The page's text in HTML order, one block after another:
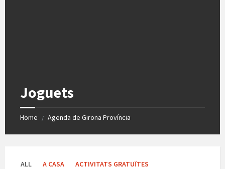
Joguets
Home / Agenda de Girona Província
ALL A CASA
ACTIVITATS GRATUÏTES